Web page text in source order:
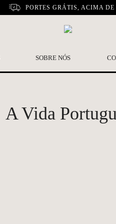
PORTES GRÁTIS, ACIMA
SOBRE NÓS
A Vida